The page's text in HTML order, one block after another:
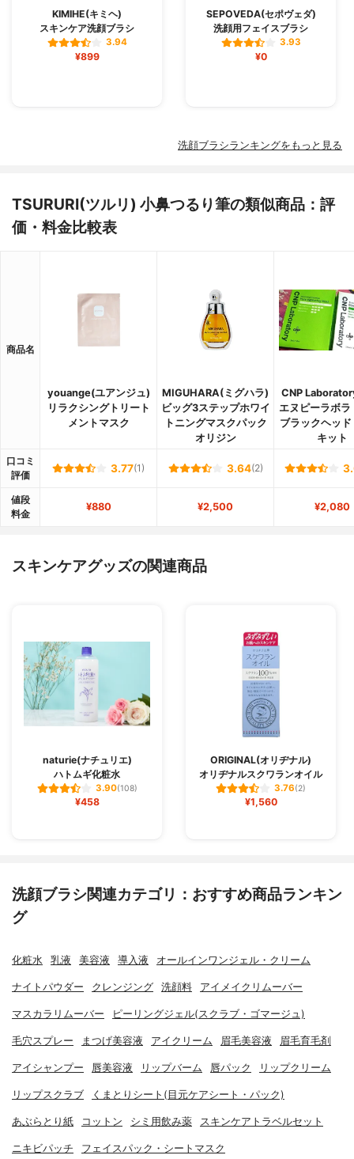
KIMIHE(キミヘ)
スキンケア洗顔ブラシ
3.94
¥899
SEPOVEDA(セポヴェダ)
洗顔用フェイスブラシ
3.93
¥0
洗顔ブラシランキングをもっと見る
TSURURI(ツルリ) 小鼻つるり筆の類似商品：評
価・料金比較表
商品名
youange(ユアンジュ)
リラクシングトリート
メントマスク
MIGUHARA(ミグハラ)
ビッグ3ステップホワイ
トニングマスクパック
オリジン
CNP
エヌピーラボラ
ブラックヘッド
キット
口コミ
評価
3.77(1) 3.64(2)
値段
料金
¥880 ¥2,500 ¥2,080
スキンケアグッズの関連商品
naturie(ナチュリエ)
ハトムギ化粧水
3.90(108)
¥458
ORIGINAL(オリヂナル)
オリヂナルスクワランオイル
3.76(2)
¥1,560
洗顔ブラシ関連カテゴリ：おすすめ商品ランキン
グ
化粧水 乳液 美容液 導入液 オールインワンジェル・クリーム
ナイトパウダー クレンジング 洗顔料 アイメイクリムーバー
マスカラリムーバー ピーリングジェル(スクラブ・ゴマージュ)
毛穴スプレー まつげ美容液 アイクリーム 眉毛美容液 眉毛育毛剤
アイシャンプー 唇美容液 リップバーム 唇パック リップクリーム
リップスクラブ くまとりシート(目元ケアシート・パック)
あぶらとり紙 コットン シミ用飲み薬 スキンケアトラベルセット
ニキビパッチ フェイスパック・シートマスク